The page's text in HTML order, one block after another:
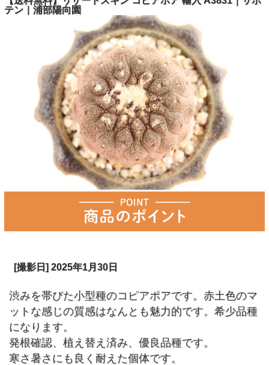
テン｜浦部陽向園
[撮影日] 2025年1月30日
渋みを帯びた小型種のコピアポアです。赤土色のマ
ットな感じの質感はなんとも魅力的です。希少品種
になります。
発根確認、植え替え済み、優良品種です。
寒さ暑さにも良く耐えた個体です。